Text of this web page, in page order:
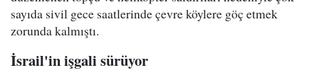
sayıda sivil gece saatlerinde çevre köylere göç etmek
zorunda kalmıştı.
İsrail'in işgali sürüyor